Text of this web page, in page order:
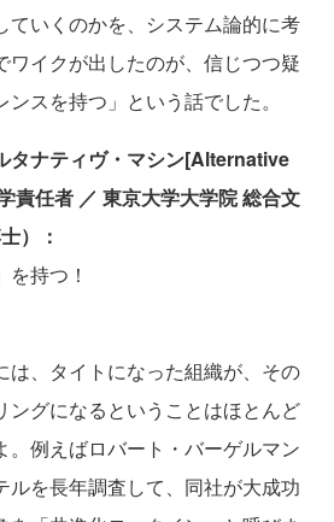
ていくのかを、システム論的に考
ワイクが出したのが、信じつつ疑
スを持つ」という話でした。
タナティヴ・マシン[Alternative
責任者 ／ 東京大学大学院 総合文
）：
持つ！
、タイトになった組織が、その
ングになるということはほとんど
。例えばロバート・バーゲルマン
ルを長年調査して、同社が大成功